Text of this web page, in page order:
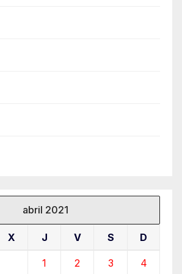
abril 2021
X J V S D
1 2 3 4